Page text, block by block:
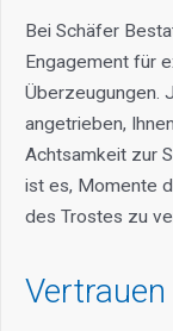
Bei Schäfer
Engagement für
Überzeugungen.
angetrieben,
Achtsamkeit zur
ist es, Momente
des Trostes zu